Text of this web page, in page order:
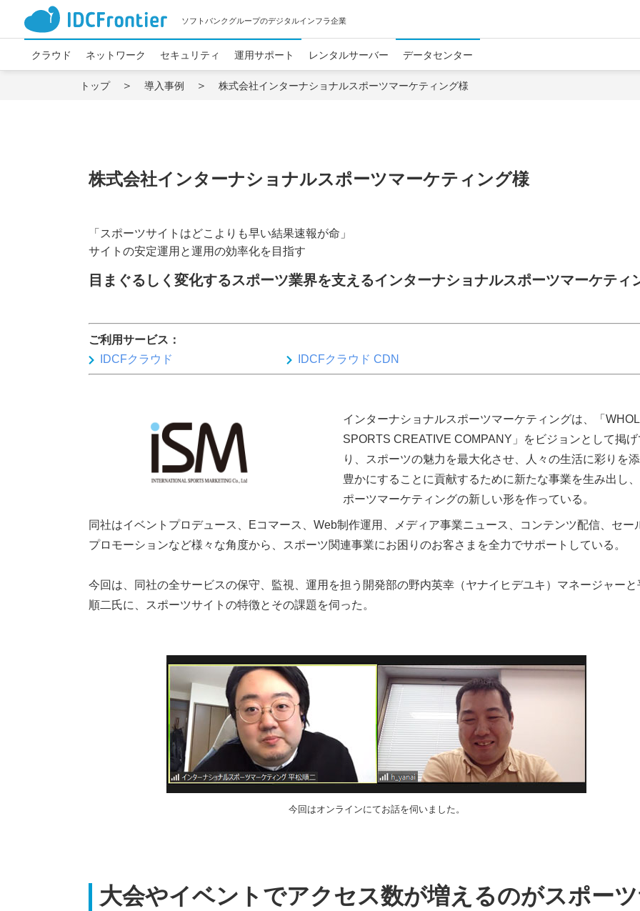
ソフトバンクグループのデジタルインフラ企業
クラウド ネットワーク セキュリティ 運用サポート レンタルサーバー データセンター
トップ 導入事例 株式会社インターナショナルスポーツマーケティング様
株式会社インターナショナルスポーツマーケティング様
「スポーツサイトはどこよりも早い結果速報が命」
サイトの安定運用と運用の効率化を目指す
目まぐるしく変化するスポーツ業界を支えるインターナショナルスポーツマーケティ
ご利用サービス：
IDCFクラウド
IDCFクラウド CDN
インターナショナルスポーツマーケティングは、「
SPORTS CREATIVE COMPANY」をビジョンとして掲げ
り、スポーツの魅力を最大化させ、人々の生活に彩りを
豊かにすることに貢献するために新たな事業を生み出し
ポーツマーケティングの新しい形を作っている。
同社はイベントプロデュース、Eコマース、Web制作運用、メディア事業ニュース、コンテンツ配信、セー
プロモーションなど様々な角度から、スポーツ関連事業にお困りのお客さまを全力でサポートしている。
今回は、同社の全サービスの保守、監視、運用を担う開発部の野内英幸（ヤナイヒデユキ）マネージャーと
順二氏に、スポーツサイトの特徴とその課題を伺った。
今回はオンラインにてお話を伺いました。
大会やイベントでアクセス数が増えるのがスポー